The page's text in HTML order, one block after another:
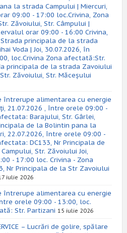
la strada Campului | Miercuri,
09:00 - 17:00 loc.Crivina, Zona
Zăvoiului, Str. Câmpului |
orar 09:00 - 16:00 Crivina,
principala de la strada
Voda | Joi, 30.07.2026, în
loc.Crivina Zona afectată:Str.
principala de la strada Zavoiului
Zăvoiului, Str. Măceșului
întrerupe alimentarea cu energie
21.07.2026 , între orele 09:00 -
Barajului, Str. Gârlei,
de la Bolintin pana la
22.07.2026, între orele 09:00 -
DC133, Nr Principala de
Str. Zăvoiului Joi,
- 17:00 loc. Crivina - Zona
Nr Principala de la Str Zavoiului
iulie 2026
întrerupe alimentarea cu energie
orele 09:00 - 13:00, loc.
Str. Partizani 15 iulie 2026
– Lucrări de golire, spălare